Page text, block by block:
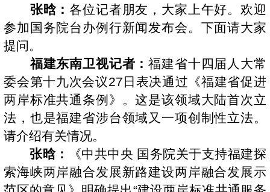
张晗：各位记者朋友，大家上午好。欢迎
参加国务院台办例行新闻发布会。下面请大家
提问。
福建东南卫视记者：福建省十四届人大常
委会第十九次会议27日表决通过《福建省促进
两岸标准共通条例》。这是该领域大陆首次立
法，也是福建省涉台领域又一项创制性立法。
请介绍有关情况。
张晗：
《中共中央 国务院关于支持福建探
索海峡两岸融合发展新路建设两岸融合发展示